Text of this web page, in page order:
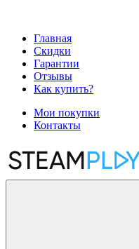
Главная
Скидки
Гарантии
Отзывы
Как купить?
Мои покупки
Контакты